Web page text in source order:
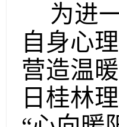
为进
自身心
营造温
日桂林